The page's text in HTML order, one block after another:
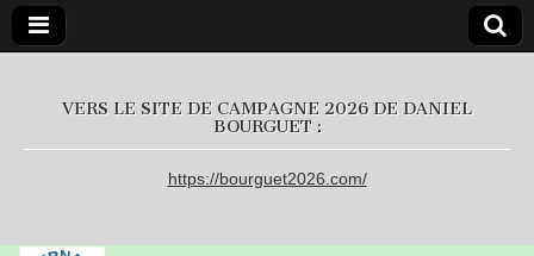
L'Alternative
Citoyenne
VERS LE SITE DE CAMPAGNE 2026 DE DANIEL
BOURGUET :
https://bourguet2026.com/